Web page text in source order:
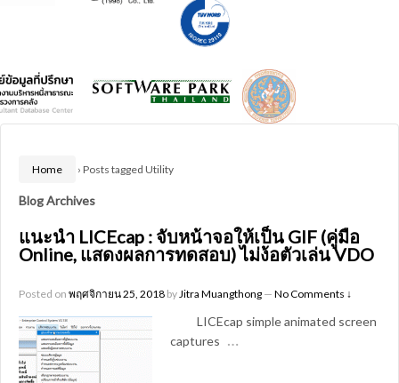
Home › Posts tagged Utility
Blog Archives
แนะนำ LICEcap : จับหน้าจอให้เป็น GIF (คู่มือ
Online, แสดงผลการทดสอบ) ไม่ง้อตัวเล่น VDO
Posted on พฤศจิกายน 25, 2018 by Jitra Muangthong — No Comments ↓
LICEcap simple animated screen
captures …